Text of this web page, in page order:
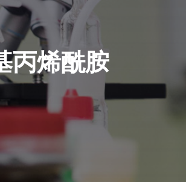
铜钼采选、精细化工、
、现代服务业于一体的
丙烯酰胺